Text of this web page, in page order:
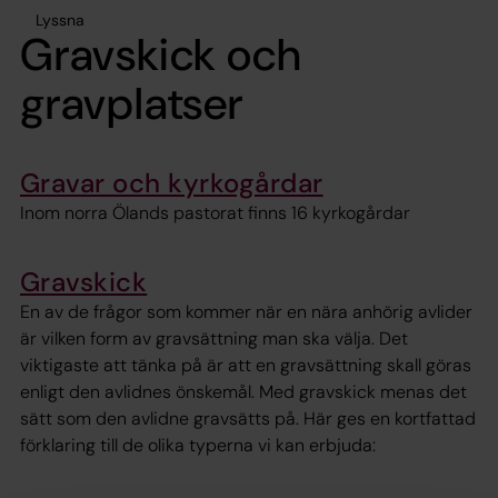
Lyssna
Gravskick och
gravplatser
Gravar och kyrkogårdar
Inom norra Ölands pastorat finns 16 kyrkogårdar
Gravskick
En av de frågor som kommer när en nära anhörig avlider
är vilken form av gravsättning man ska välja. Det
viktigaste att tänka på är att en gravsättning skall göras
enligt den avlidnes önskemål. Med gravskick menas det
sätt som den avlidne gravsätts på. Här ges en kortfattad
förklaring till de olika typerna vi kan erbjuda: